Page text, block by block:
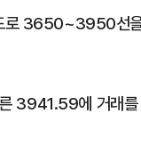
드로 3650~3950선
3941.59에 거래를